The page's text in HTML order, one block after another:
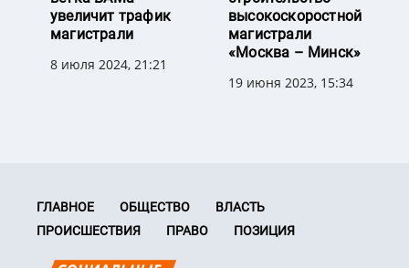
увеличит трафик
магистрали
8 июля 2024, 21:21
высокоскоростной
магистрали
«Москва – Минск»
19 июня 2023, 15:34
ГЛАВНОЕ ОБЩЕСТВО
ВЛАСТЬ
ПРОИСШЕСТВИЯ
ПРАВО ПОЗИЦИЯ